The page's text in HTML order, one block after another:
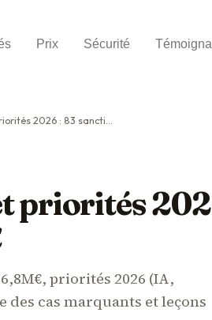
Prix Sécurité
2026 : 83 sanctions, 486M€
priorités
priorités 2026 (IA,
cas marquants et leçons